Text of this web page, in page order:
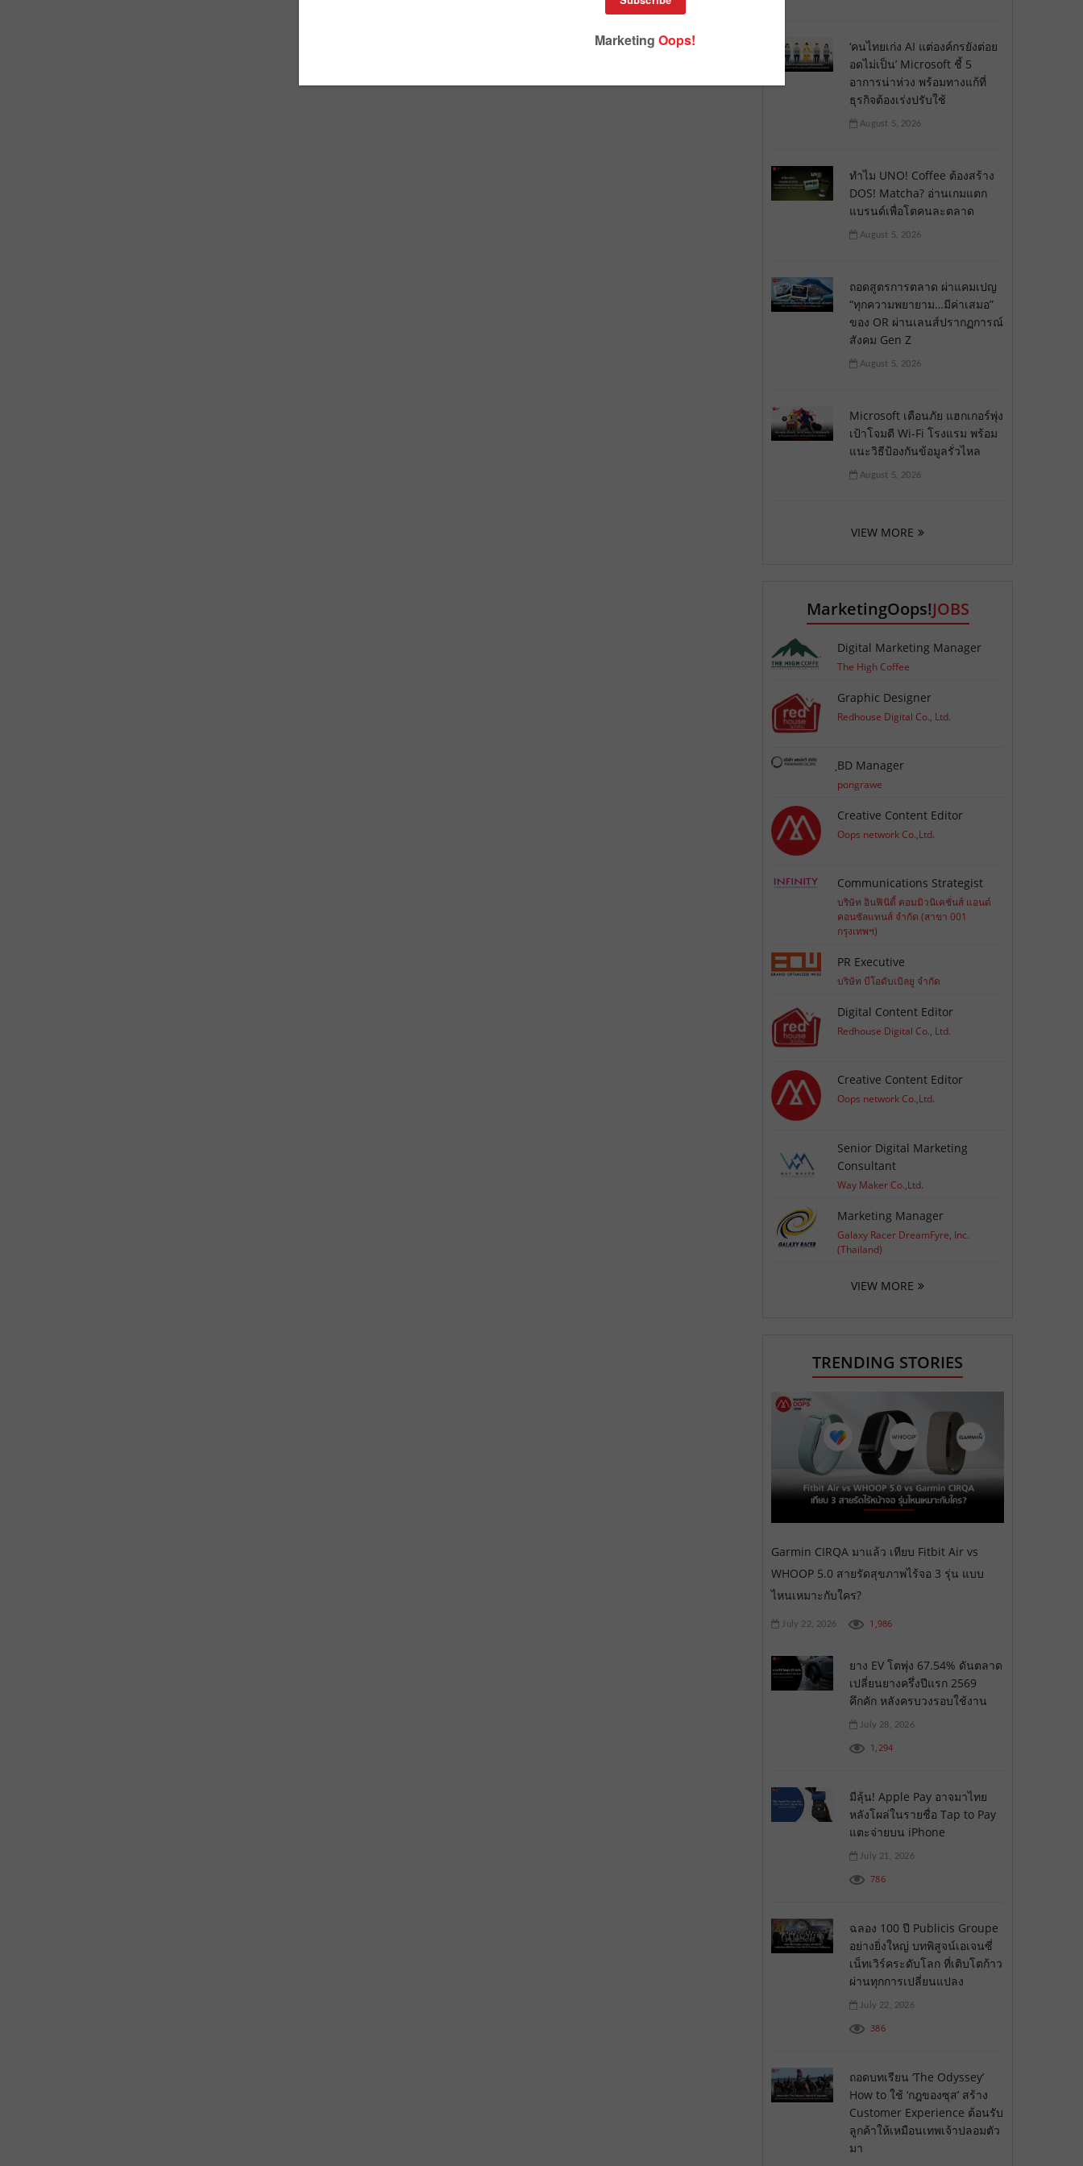
‘คนไทยเก่ง AI แต่องค์กรยังต่อย
อดไม่เป็น’ Microsoft ชี้ 5
อาการน่าห่วง พร้อมทางแก้ที่
ธุรกิจต้องเร่งปรับใช้
August 5, 2026
ทำไม UNO! Coffee ต้องสร้าง
DOS! Matcha? อ่านเกมแตก
แบรนด์เพื่อโตคนละตลาด
August 5, 2026
ถอดสูตรการตลาด ผ่าแคมเปญ
“ทุกความพยายาม…มีค่าเสมอ”
ของ OR ผ่านเลนส์ปรากฏการณ์
สังคม Gen Z
August 5, 2026
Microsoft เตือนภัย แฮกเกอร์พุ่ง
เป้าโจมตี Wi-Fi โรงแรม พร้อม
แนะวิธีป้องกันข้อมูลรั่วไหล
August 5, 2026
VIEW MORE
MarketingOops!JOBS
Digital Marketing Manager
The High Coffee
Graphic Designer
Redhouse Digital Co., Ltd.
ฺBD Manager
pongrawe
Creative Content Editor
Oops network Co.,Ltd.
Communications Strategist
บริษัท อินฟินิตี้ คอมมิวนิเคชั่นส์ แอนด์
คอนซัลแทนส์ จำกัด (สาขา 001
กรุงเทพฯ)
PR Executive
บริษัท บีโอดับเบิลยู จำกัด
Digital Content Editor
Redhouse Digital Co., Ltd.
Creative Content Editor
Oops network Co.,Ltd.
Senior Digital Marketing
Consultant
Way Maker Co.,Ltd.
Marketing Manager
Galaxy Racer DreamFyre, Inc.
(Thailand)
VIEW MORE
TRENDING STORIES
Garmin CIRQA มาแล้ว เทียบ Fitbit Air vs
WHOOP 5.0 สายรัดสุขภาพไร้จอ 3 รุ่น แบบ
ไหนเหมาะกับใคร?
July 22, 2026 1,986
ยาง EV โตพุ่ง 67.54% ดันตลาด
เปลี่ยนยางครึ่งปีแรก 2569
คึกคัก หลังครบวงรอบใช้งาน
July 28, 2026
1,294
มีลุ้น! Apple Pay อาจมาไทย
หลังโผล่ในรายชื่อ Tap to Pay
แตะจ่ายบน iPhone
July 21, 2026
786
ฉลอง 100 ปี Publicis Groupe
อย่างยิ่งใหญ่ บทพิสูจน์เอเจนซี่
เน็ทเวิร์คระดับโลก ที่เติบโตก้าว
ผ่านทุกการเปลี่ยนแปลง
July 22, 2026
386
ถอดบทเรียน ‘The Odyssey’
How to ใช้ ‘กฎของซุส’ สร้าง
Customer Experience ต้อนรับ
ลูกค้าให้เหมือนเทพเจ้าปลอมตัว
มา